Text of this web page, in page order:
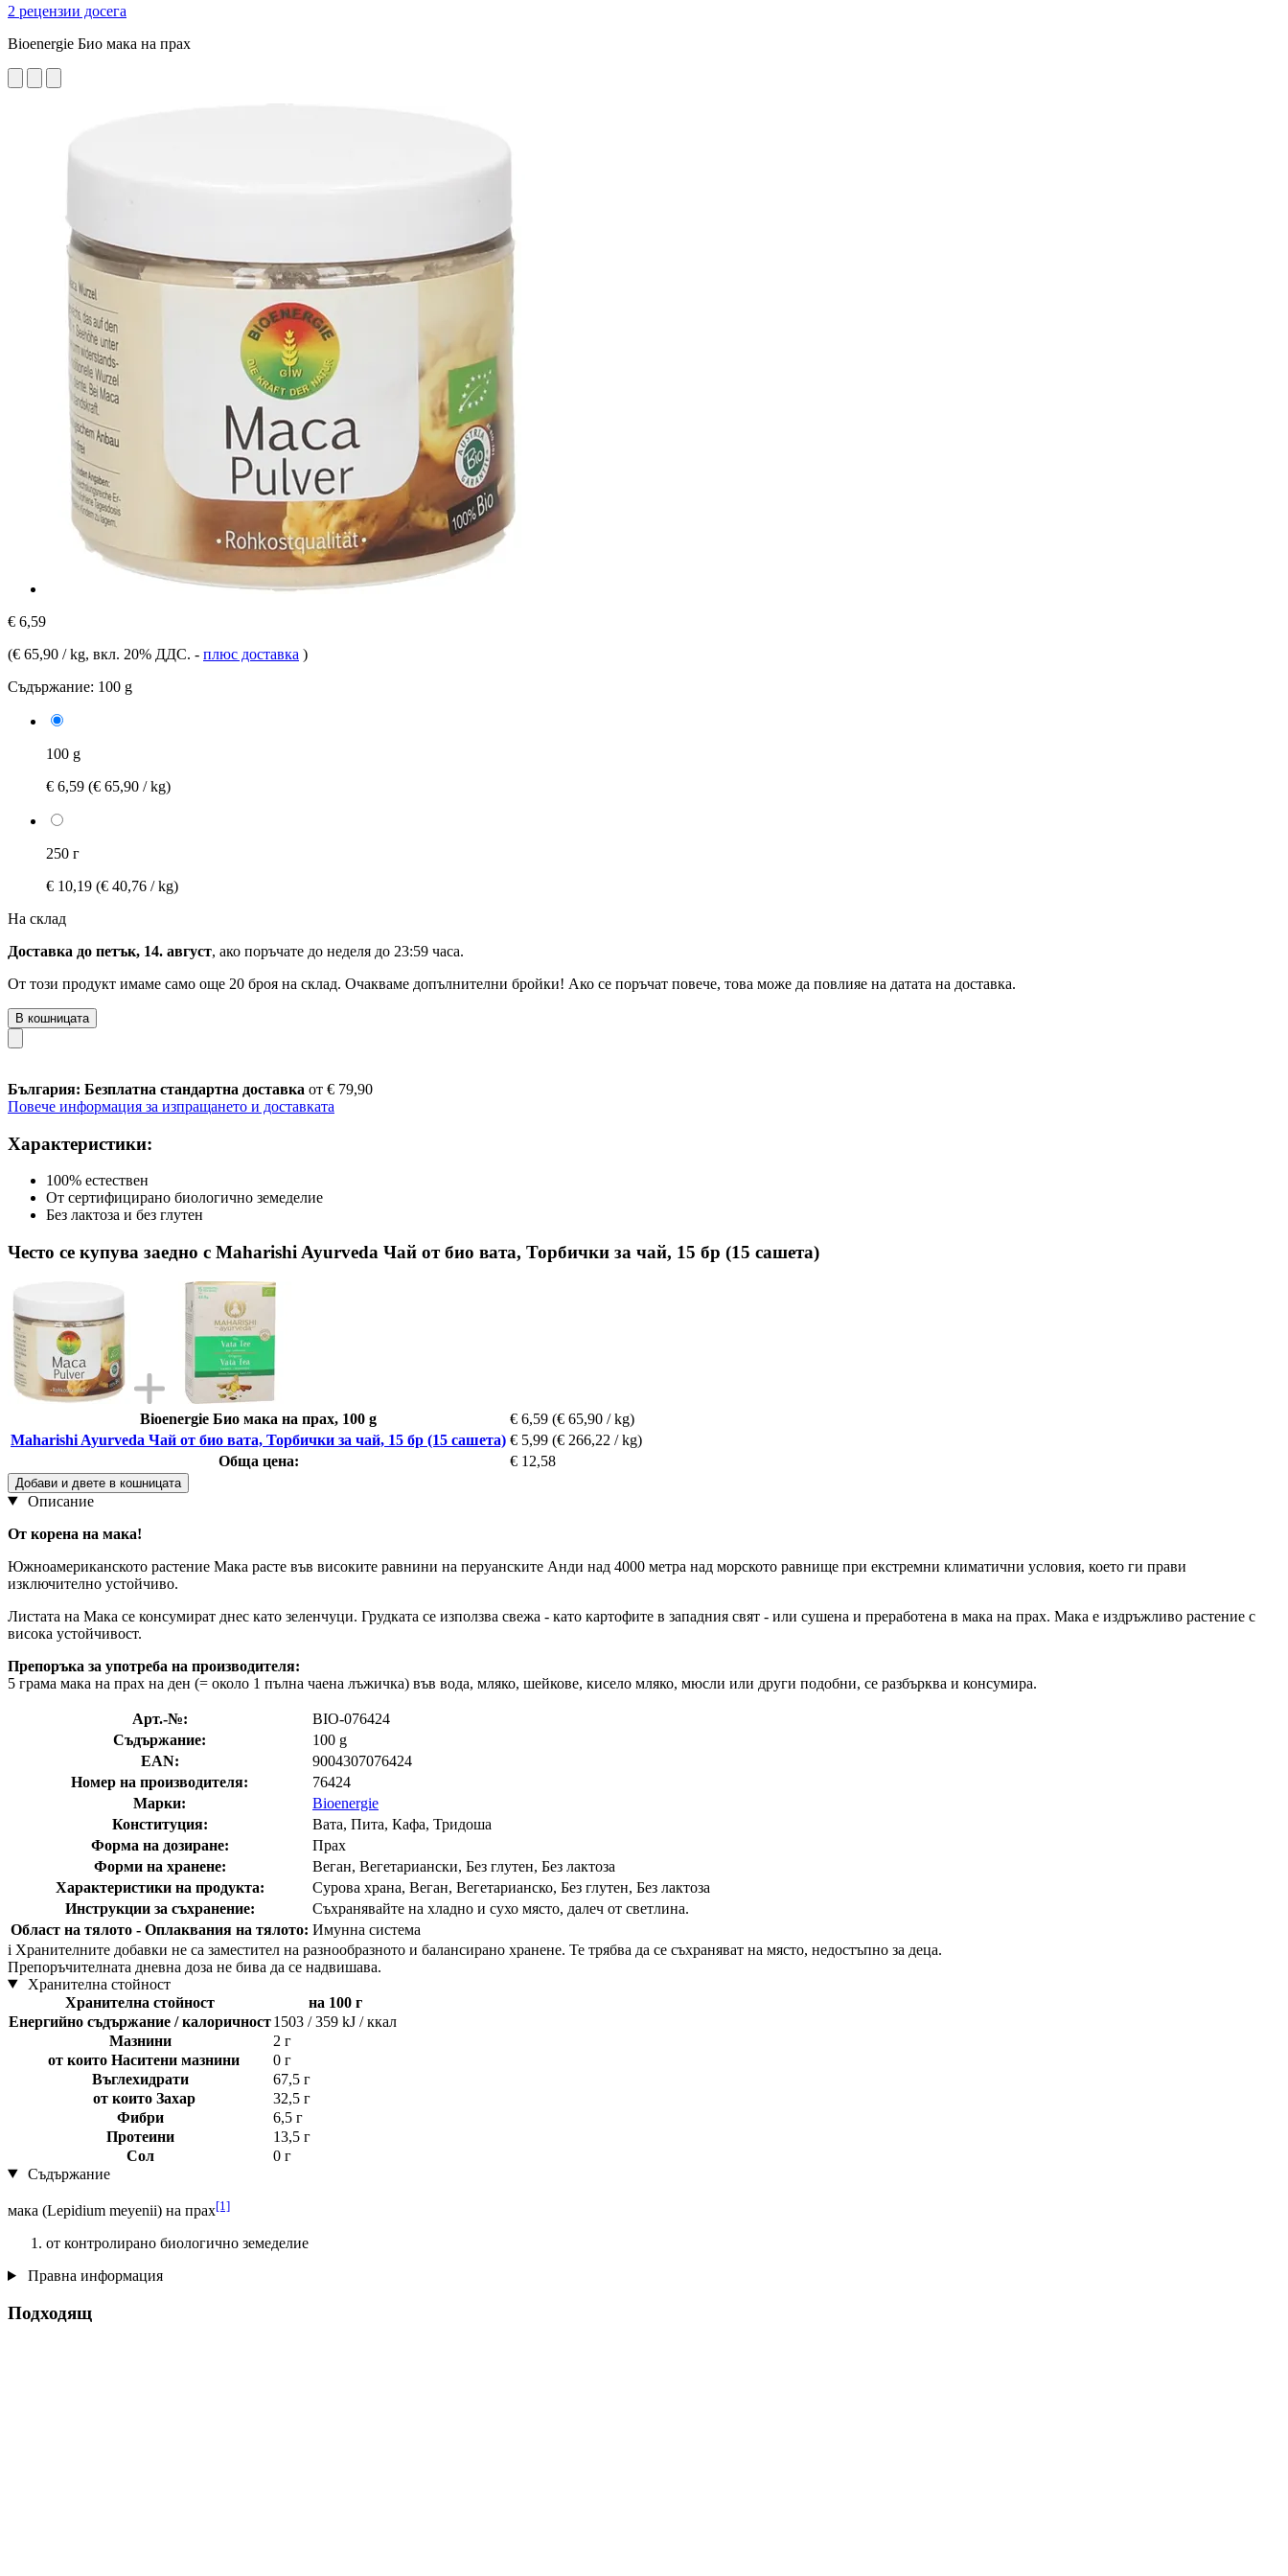
2 рецензии досега
Bioenergie Био мака на прах
€ 6,59
(€ 65,90 / kg, вкл. 20% ДДС. - плюс доставка )
Съдържание: 100 g
100 g
€ 6,59 (€ 65,90 / kg)
250 г
€ 10,19 (€ 40,76 / kg)
На склад
Доставка до петък, 14. август, ако поръчате до неделя до 23:59 часа.
От този продукт имаме само още 20 броя на склад. Очакваме допълнителни бройки! Ако се поръчат повече, това може да повлияе на датата на доставка.
В кошницата
България: Безплатна стандартна доставка от € 79,90
Повече информация за изпращането и доставката
Характеристики:
100% естествен
От сертифицирано биологично земеделие
Без лактоза и без глутен
Често се купува заедно с Maharishi Ayurveda Чай от био вата, Торбички за чай, 15 бр (15 сашета)
Bioenergie Био мака на прах, 100 g € 6,59 (€ 65,90 / kg)
Maharishi Ayurveda Чай от био вата, Торбички за чай, 15 бр (15 сашета) € 5,99 (€ 266,22 / kg)
Обща цена:
€ 12,58
Добави и двете в кошницата
Описание
От корена на мака!
Южноамериканското растение Мака расте във високите равнини на перуанските Анди над 4000 метра над морското равнище при екстремни климатични условия, което ги прави
изключително устойчиво.
Листата на Мака се консумират днес като зеленчуци. Грудката се използва свежа - като картофите в западния свят - или сушена и преработена в мака на прах. Мака е издръжливо растение с
висока устойчивост.
Препоръка за употреба на производителя:
5 грама мака на прах на ден (= около 1 пълна чаена лъжичка) във вода, мляко, шейкове, кисело мляко, мюсли или други подобни, се разбърква и консумира.
Арт.-№:
BIO-076424
Съдържание:
100 g
EAN:
9004307076424
Номер на производителя:
76424
Марки:
Bioenergie
Конституция:
Вата, Пита, Кафа, Тридоша
Форма на дозиране:
Прах
Форми на хранене:
Веган, Вегетариански, Без глутен, Без лактоза
Характеристики на продукта:
Сурова храна, Веган, Вегетарианско, Без глутен, Без лактоза
Инструкции за съхранение:
Съхранявайте на хладно и сухо място, далеч от светлина.
Област на тялото - Оплаквания на тялото: Имунна система
i Хранителните добавки не са заместител на разнообразното и балансирано хранене. Те трябва да се съхраняват на място, недостъпно за деца.
Препоръчителната дневна доза не бива да се надвишава.
Хранителна стойност
Хранителна стойност
на 100 г
Енергийно съдържание / калоричност1503 / 359 kJ / ккал
Мазнини
2 г
от които Наситени мазнини
0 г
Въглехидрати
67,5 г
от които Захар
32,5 г
Фибри
6,5 г
Протеини
13,5 г
Сол
0 г
Съдържание
мака (Lepidium meyenii) на прах[1]
от контролирано биологично земеделие
Правна информация
Подходящ